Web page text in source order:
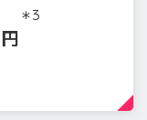
円
＊3